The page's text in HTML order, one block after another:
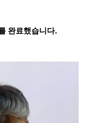
완료했습니다.